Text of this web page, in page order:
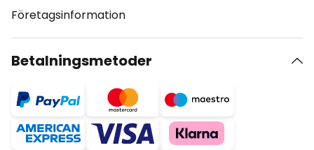
Företagsinformation
Betalningsmetoder